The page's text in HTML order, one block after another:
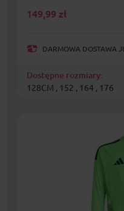
149,99 zł
DARMOWA DOSTAWA
Dostępne rozmiary:
128CM , 152 , 164 , 176